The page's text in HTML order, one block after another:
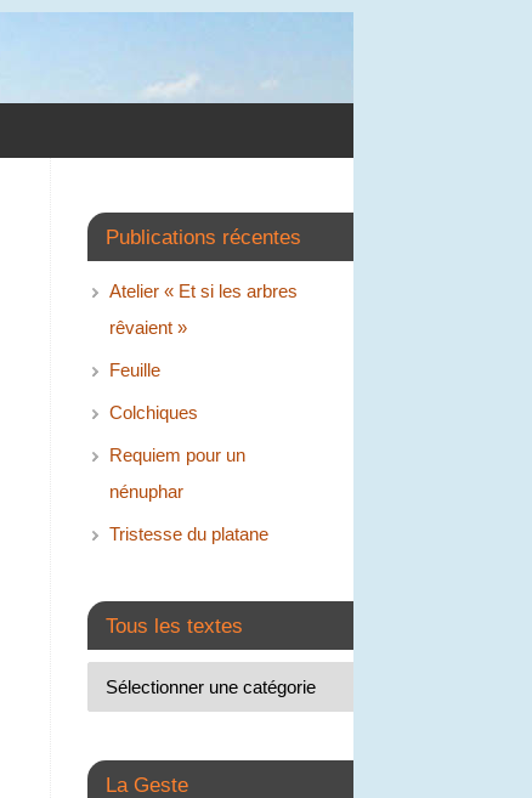
Publications récentes
Atelier « Et si les arbres
rêvaient »
Feuille
Colchiques
Requiem pour un
nénuphar
Tristesse du platane
Tous les textes
La Geste